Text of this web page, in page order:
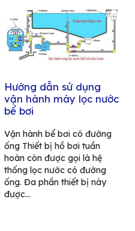
Hướng dẫn sử dụng
vận hành máy lọc nước
bể bơi
Vận hành bể bơi có đường
ống Thiết bị hồ bơi tuần
hoàn còn được gọi là hệ
thống lọc nước có đường
ống. Đa phần thiết bị này
được...